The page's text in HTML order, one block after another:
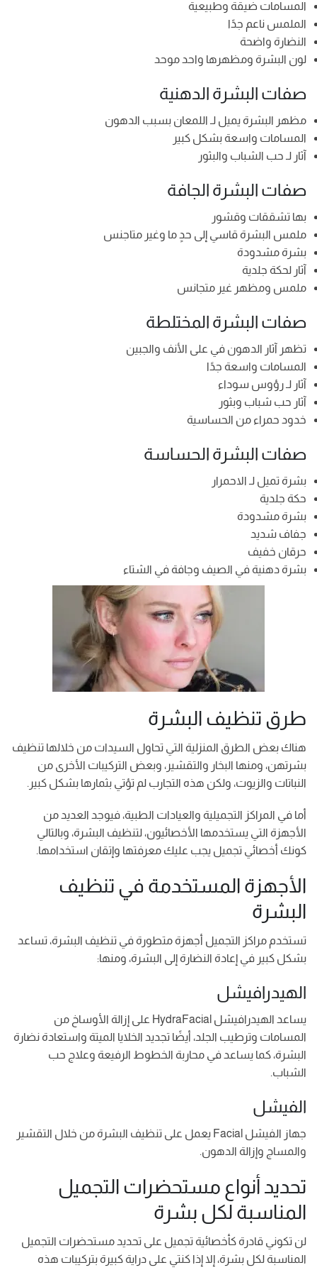
المسامات ضيقة وطبيعية
الملمس ناعم جدًا
النضارة واضحة
لون البشرة ومظهرها واحد موحد
صفات البشرة الدهنية
مظهر البشرة يميل لـ اللمعان بسبب الدهون
المسامات واسعة بشكل كبير
آثار لـ حب الشباب والبثور
صفات البشرة الجافة
بها تشققات وقشور
ملمس البشرة قاسي إلى حدٍ ما وغير متاجنس
بشرة مشدودة
آثار لحكة جلدية
ملمس ومظهر غير متجانس
صفات البشرة المختلطة
تظهر آثار الدهون في على الأنف والجبين
المسامات واسعة جدًا
آثار لـ رؤوس سوداء
آثار حب شباب وبثور
خدود حمراء من الحساسية
صفات البشرة الحساسة
بشرة تميل لـ الاحمرار
حكة جلدية
بشرة مشدودة
جفاف شديد
حرقان خفيف
بشرة دهنية في الصيف وجافة في الشتاء
طرق تنظيف البشرة
هناك بعض الطرق المنزلية التي تحاول السيدات من خلالها تنظيف
بشرتهن، ومنها البخار والتقشير، وبعض التركيبات الأخرى من
النباتات والزيوت، ولكن هذه التجارب لم تؤتي بثمارها بشكل كبير.
أما في المراكز التجميلية والعيادات الطبية، فيوجد العديد من
الأجهزة التي يستخدمها الأخصائيون، لتنظيف البشرة، وبالتالي
كونك أخصائي تجميل يجب عليك معرفتها وإتقان استخدامها.
الأجهزة المستخدمة في تنظيف
البشرة
تستخدم مراكز التجميل أجهزة متطورة في تنظيف البشرة، تساعد
بشكل كبير في إعادة النضارة إلى البشرة، ومنها:
الهيدرافيشل
يساعد الهيدرافيشل HydraFacial على إزالة الأوساخ من
المسامات وترطيب الجلد، أيضًا تجديد الخلايا الميتة واستعادة نضارة
البشرة، كما يساعد في محاربة الخطوط الرفيعة وعلاج حب
الشباب.
الفيشل
جهاز الفيشل Facial يعمل على تنظيف البشرة من خلال التقشير
والمساج وإزالة الدهون.
تحديد أنواع مستحضرات التجميل
المناسبة لكل بشرة
لن تكوني قادرة كأخصائية تجميل على تحديد مستحضرات التجميل
المناسبة لكل بشرة، إلا إذا كنتي على دراية كبيرة بتركيبات هذه